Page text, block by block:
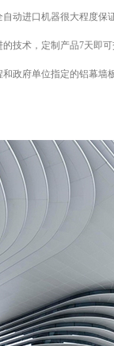
动进口机器很大程度保
技术，定制产品7天即
政府单位指定的铝幕墙